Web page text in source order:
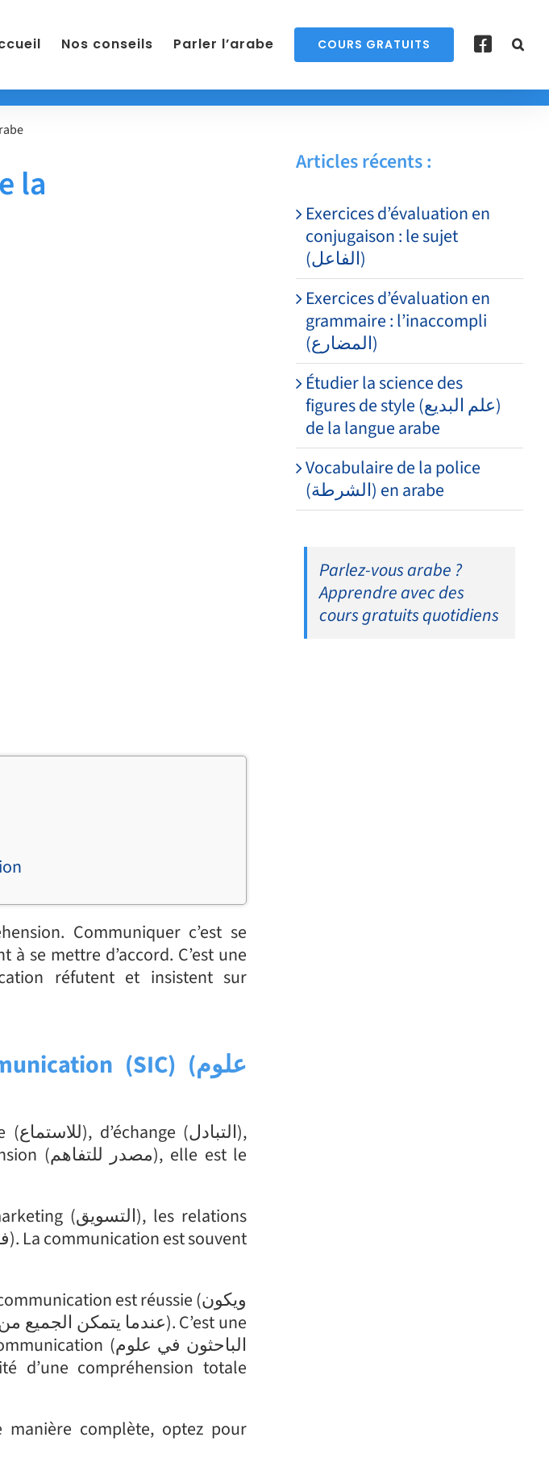
Nos conseils Parler l’arabe COURS GRATUITS
la
Communiquer c’est se
se mettre d’accord. C’est une
réfutent et insistent sur
(SIC) (علوم
complète, optez pour
Articles récents :
Exercices d’évaluation en
conjugaison : le sujet
(الفاعل)
Exercices d’évaluation en
grammaire : l’inaccompli
(المضارع)
Étudier la science des
figures de style (علم البديع)
de la langue arabe
Vocabulaire de la police
(الشرطة) en arabe
Parlez-vous arabe ?
Apprendre avec des
cours gratuits quotidiens